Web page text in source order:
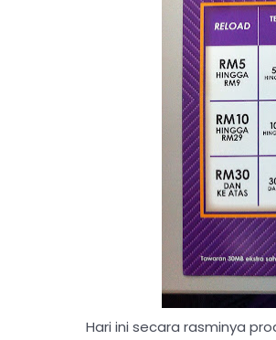
Hari ini secara rasminya